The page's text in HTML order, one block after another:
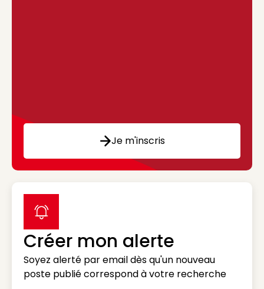
Je m'inscris
Créer mon alerte
Soyez alerté par email dès qu'un nouveau
poste publié correspond à votre recherche
label icon